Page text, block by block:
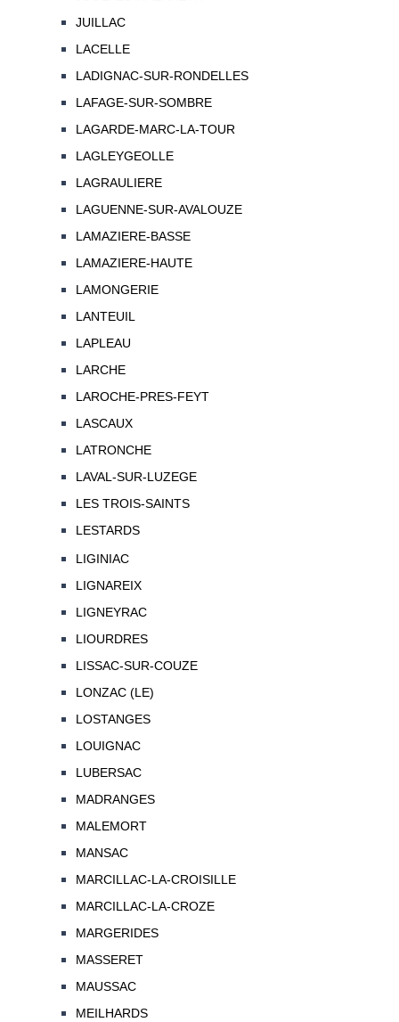
JUILLAC
LACELLE
LADIGNAC-SUR-RONDELLES
LAFAGE-SUR-SOMBRE
LAGARDE-MARC-LA-TOUR
LAGLEYGEOLLE
LAGRAULIERE
LAGUENNE-SUR-AVALOUZE
LAMAZIERE-BASSE
LAMAZIERE-HAUTE
LAMONGERIE
LANTEUIL
LAPLEAU
LARCHE
LAROCHE-PRES-FEYT
LASCAUX
LATRONCHE
LAVAL-SUR-LUZEGE
LES TROIS-SAINTS
LESTARDS
LIGINIAC
LIGNAREIX
LIGNEYRAC
LIOURDRES
LISSAC-SUR-COUZE
LONZAC (LE)
LOSTANGES
LOUIGNAC
LUBERSAC
MADRANGES
MALEMORT
MANSAC
MARCILLAC-LA-CROISILLE
MARCILLAC-LA-CROZE
MARGERIDES
MASSERET
MAUSSAC
MEILHARDS